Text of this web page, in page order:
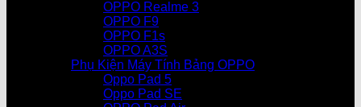
OPPO Realme 3
OPPO F9
OPPO F1s
OPPO A3S
Phụ Kiện Máy Tính Bảng OPPO
Oppo Pad 5
Oppo Pad SE